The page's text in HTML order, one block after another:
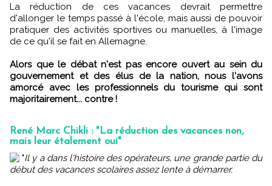
La réduction de ces vacances devrait permettre
d'allonger le temps passé à l'école, mais aussi de pouvoir
pratiquer des activités sportives ou manuelles, à l'image
de ce qu'il se fait en Allemagne.
Alors que le débat n'est pas encore ouvert au sein du
gouvernement et des élus de la nation, nous l'avons
amorcé avec les professionnels du tourisme qui sont
majoritairement... contre !
René Marc Chikli : "La réduction des vacances non,
mais leur étalement oui"
"Il y a dans l'histoire des opérateurs, une grande partie du
début des vacances scolaires assez lente à démarrer.